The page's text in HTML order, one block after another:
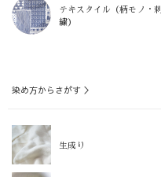
テキスタイル（柄モノ・刺
繍）
染め方からさがす ＞
生成り